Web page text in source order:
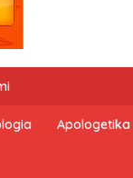
Apologetika